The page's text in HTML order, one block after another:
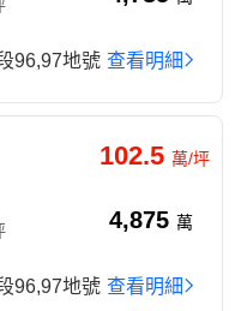
96,97地號 查看明細
102.5 萬/坪
4,875 萬
96,97地號 查看明細